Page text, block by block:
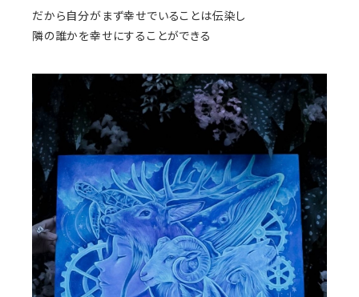
だから自分がまず幸せでいることは伝染し
隣の誰かを幸せにすることができる